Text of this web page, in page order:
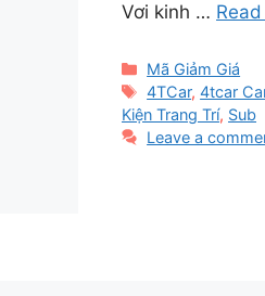
Vơi kinh …
Categories
Mã Giảm Giá
Tags
4TCar,4tcar
Kiện Trang Trí, Sub
Leave a